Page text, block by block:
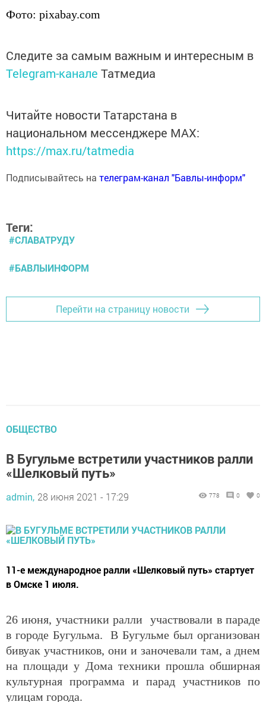
Фото: pixabay.com
Следите за самым важным и интересным в
Telegram-канале Татмедиа
Читайте новости Татарстана в
национальном мессенджере MАХ:
https://max.ru/tatmedia
Подписывайтесь на телеграм-канал "Бавлы-информ"
Теги:
#СЛАВАТРУДУ
#БАВЛЫИНФОРМ
Перейти на страницу новости
ОБЩЕСТВО
В Бугульме встретили участников ралли
«Шелковый путь»
admin, 28 июня 2021 - 17:29 778 0 0
11-е международное ралли «Шелковый путь» стартует
в Омске 1 июля.
26 июня, участники ралли участвовали в параде
в городе Бугульма. В Бугульме был организован
бивуак участников, они и заночевали там, а днем
на площади у Дома техники прошла обширная
культурная программа и парад участников по
улицам города.